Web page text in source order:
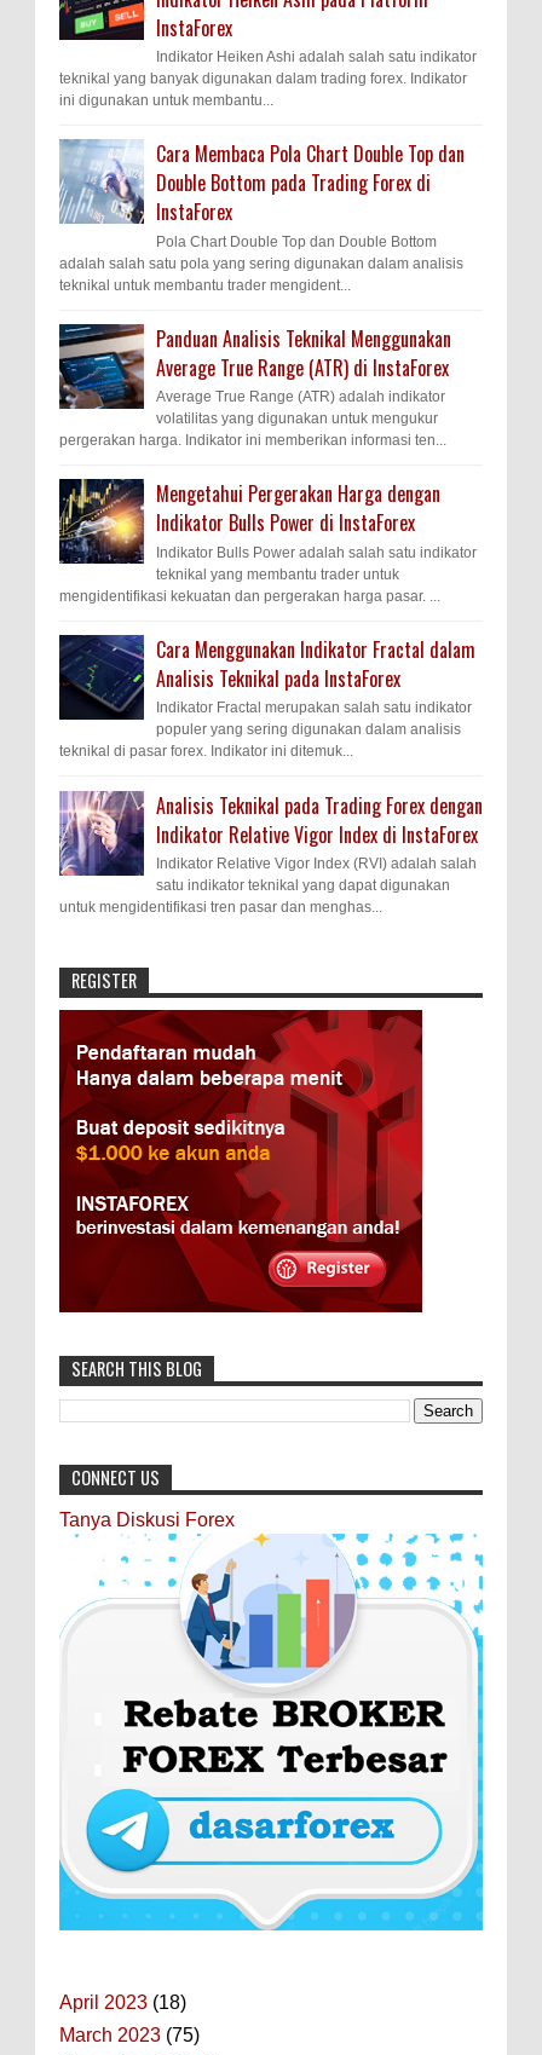
InstaForex
Indikator Heiken Ashi adalah salah satu indikator
teknikal yang banyak digunakan dalam trading forex. Indikator
ini digunakan untuk membantu...
Cara Membaca Pola Chart Double Top dan
Double Bottom pada Trading Forex di
InstaForex
Pola Chart Double Top dan Double Bottom
adalah salah satu pola yang sering digunakan dalam analisis
teknikal untuk membantu trader mengident...
Panduan Analisis Teknikal Menggunakan
Average True Range (ATR) di InstaForex
Average True Range (ATR) adalah indikator
volatilitas yang digunakan untuk mengukur
pergerakan harga. Indikator ini memberikan informasi ten...
Mengetahui Pergerakan Harga dengan
Indikator Bulls Power di InstaForex
Indikator Bulls Power adalah salah satu indikator
teknikal yang membantu trader untuk
mengidentifikasi kekuatan dan pergerakan harga pasar. ...
Cara Menggunakan Indikator Fractal dalam
Analisis Teknikal pada InstaForex
Indikator Fractal merupakan salah satu indikator
populer yang sering digunakan dalam analisis
teknikal di pasar forex. Indikator ini ditemuk...
Analisis Teknikal pada Trading Forex dengan
Indikator Relative Vigor Index di InstaForex
Indikator Relative Vigor Index (RVI) adalah salah
satu indikator teknikal yang dapat digunakan
untuk mengidentifikasi tren pasar dan menghas...
REGISTER
SEARCH THIS BLOG
CONNECT US
Tanya Diskusi Forex
April 2023 (18)
March 2023 (75)